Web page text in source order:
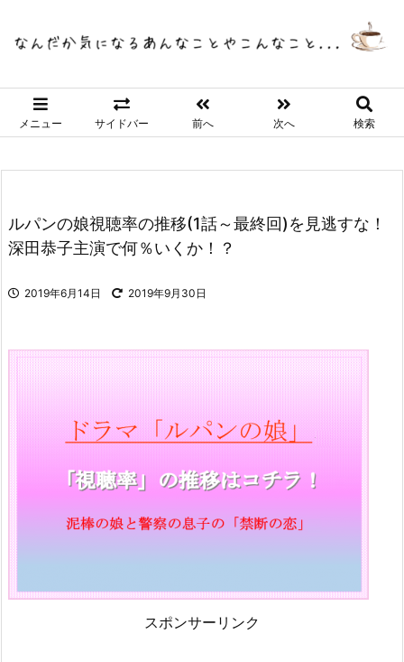
メニュー サイドバー 前へ 次へ 検索
ルパンの娘視聴率の推移(1話～最終回)を見逃すな！
深田恭子主演で何％いくか！？
2019年6月14日 2019年9月30日
スポンサーリンク